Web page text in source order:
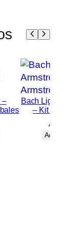
–
Bach Ligeti
– Kit
40,00